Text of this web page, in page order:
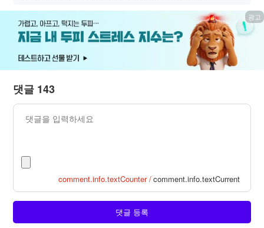
광고
댓글 143
comment.info.textCounter /comment.info.textCurrent
댓글 등록